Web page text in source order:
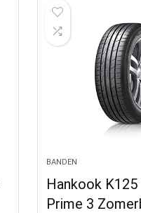
BANDEN
Hankook
Prime 3